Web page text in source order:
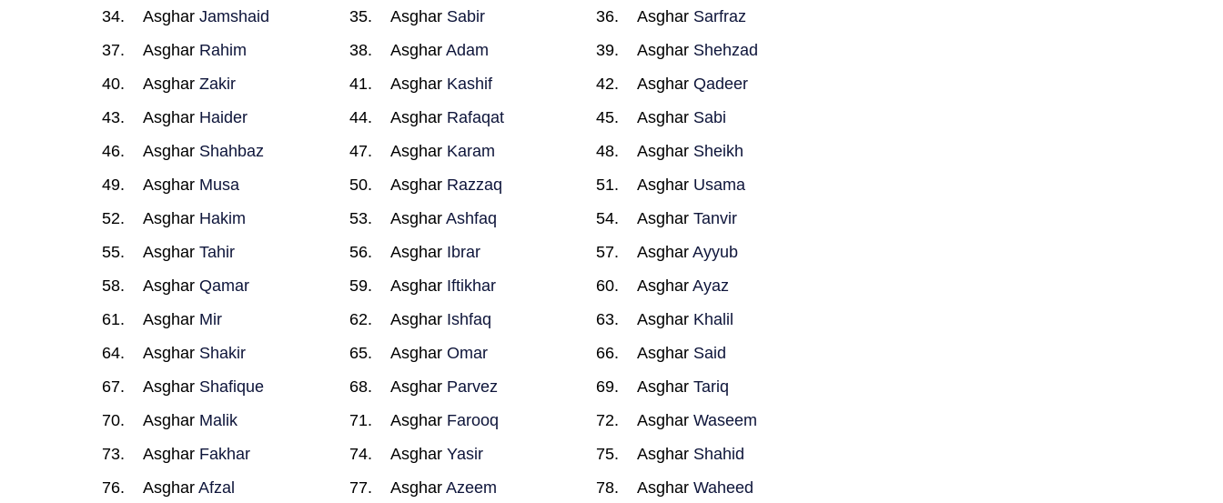
Asghar Jamshaid Asghar Sabir Asghar Sarfraz
Asghar Rahim Asghar Adam Asghar Shehzad
Asghar Zakir Asghar Kashif AsgharQadeer
Asghar Haider Asghar Rafaqat Asghar Sabi
Asghar Shahbaz Asghar Karam Asghar Sheikh
Asghar Musa Asghar Razzaq Asghar Usama
Asghar Hakim Asghar Ashfaq AsgharTanvir
Asghar Tahir Asghar Ibrar AsgharAyyub
Asghar Qamar Asghar Iftikhar AsgharAyaz
Asghar Mir Asghar Ishfaq Asghar Khalil
Asghar Shakir Asghar Omar Asghar Said
Asghar Shafique Asghar Parvez AsgharTariq
Asghar Malik Asghar Farooq AsgharWaseem
Asghar Fakhar Asghar Yasir Asghar Shahid
Asghar Afzal Asghar Azeem AsgharWaheed